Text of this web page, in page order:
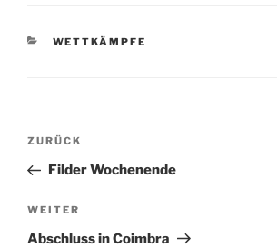
KATEGORIEN
WETTKÄMPFE
Beitragsnavigation
Vorheriger
Beitrag
ZURÜCK
Filder Wochenende
Nächster
Beitrag
WEITER
Abschluss in Coimbra